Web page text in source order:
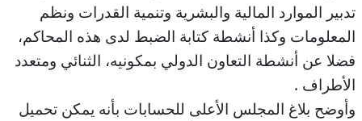
تدبير الموارد المالية والبشرية وتنمية القدرات ونظم
المعلومات وكذا أنشطة كتابة الضبط لدى هذه المحاكم،
فضلا عن أنشطة التعاون الدولي بمكونيه، الثنائي ومتعدد
الأطراف .
وأوضح بلاغ المجلس الأعلى للحسابات بأنه يمكن تحميل